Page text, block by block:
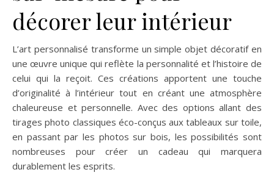
décorer leur intérieur
L’art personnalisé transforme un simple objet décoratif en
une œuvre unique qui reflète la personnalité et l’histoire de
celui qui la reçoit. Ces créations apportent une touche
d’originalité à l’intérieur tout en créant une atmosphère
chaleureuse et personnelle. Avec des options allant des
tirages photo classiques éco-conçus aux tableaux sur toile,
en passant par les photos sur bois, les possibilités sont
nombreuses pour créer un cadeau qui marquera
durablement les esprits.